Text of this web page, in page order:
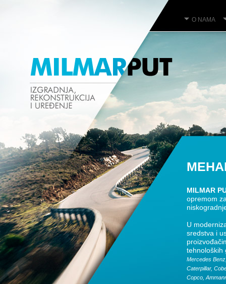
O NAMA
MILMAR
opremom
U
sredstva i
Mercedes
Caterpillar,
Copco,